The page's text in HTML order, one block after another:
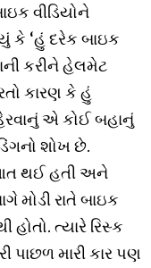
વીડિયોને
કે ‘હું દરેક બાઇક
કરીને હેલમેટ
કારણ કે હું
એ કોઈ બહાનું
શોખ છે.
થઈ હતી અને
મોડી રાતે બાઇક
હોતો. ત્યારે રિસ્ક
મારી કાર પણ